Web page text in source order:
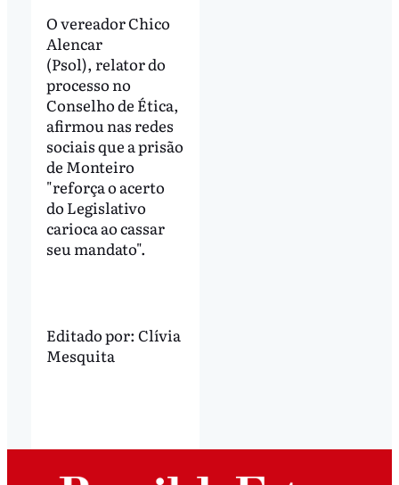
O vereador Chico
Alencar
(Psol), relator do
processo no
Conselho de Ética,
afirmou nas redes
sociais que a prisão
de Monteiro
"reforça o acerto
do Legislativo
carioca ao cassar
seu mandato".
Editado por: Clívia
Mesquita